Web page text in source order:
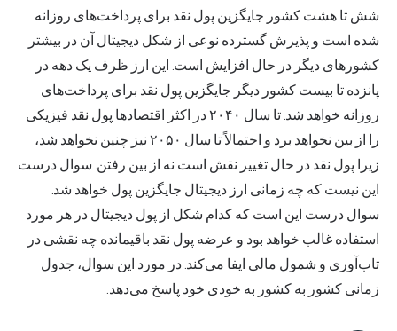
شش تا هشت کشور جایگزین پول نقد برای پرداخت‌های روزانه
شده است و پذیرش گسترده نوعی از شکل دیجیتال آن در بیشتر
کشورهای دیگر در حال افزایش است. این ارز ظرف یک دهه در
پانزده تا بیست کشور دیگر جایگزین پول نقد برای پرداخت‌های
روزانه خواهد شد. تا سال ۲۰۴۰ در اکثر اقتصادها پول نقد فیزیکی
را از بین نخواهد برد و احتمالاً تا سال ۲۰۵۰ نیز چنین نخواهد شد،
زیرا پول نقد در حال تغییر نقش است نه از بین رفتن. سوال درست
این نیست که چه زمانی ارز دیجیتال جایگزین پول خواهد شد.
سوال درست این است که کدام شکل از پول دیجیتال در هر مورد
استفاده غالب خواهد بود و عرضه پول نقد باقیمانده چه نقشی در
تاب‌آوری و شمول مالی ایفا می‌کند. در مورد این سوال، جدول
زمانی کشور به کشور به خودی خود پاسخ می‌دهد.